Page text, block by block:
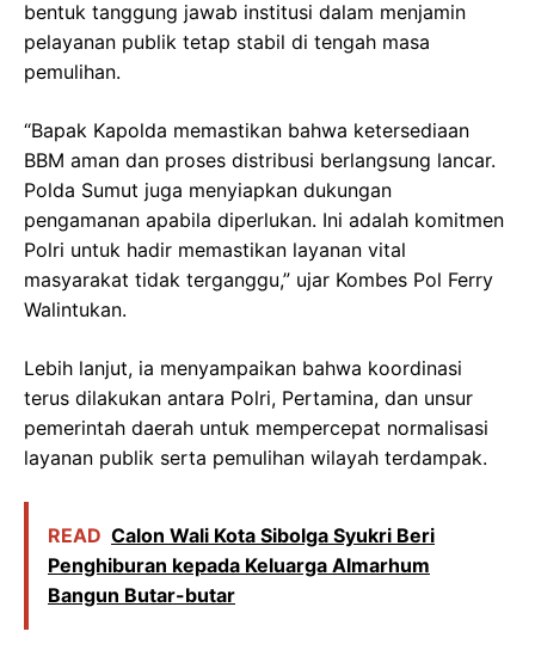
bentuk tanggung jawab institusi dalam menjamin
pelayanan publik tetap stabil di tengah masa
pemulihan.
“Bapak Kapolda memastikan bahwa ketersediaan
BBM aman dan proses distribusi berlangsung lancar.
Polda Sumut juga menyiapkan dukungan
pengamanan apabila diperlukan. Ini adalah komitmen
Polri untuk hadir memastikan layanan vital
masyarakat tidak terganggu,” ujar Kombes Pol Ferry
Walintukan.
Lebih lanjut, ia menyampaikan bahwa koordinasi
terus dilakukan antara Polri, Pertamina, dan unsur
pemerintah daerah untuk mempercepat normalisasi
layanan publik serta pemulihan wilayah terdampak.
READ Calon Wali Kota Sibolga Syukri Beri
Penghiburan kepada Keluarga Almarhum
Bangun Butar-butar